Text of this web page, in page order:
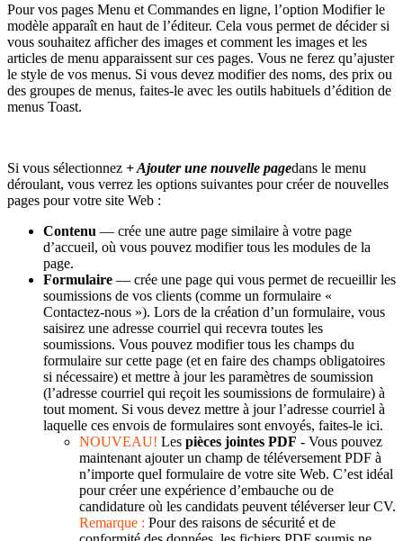
Pour vos pages Menu et Commandes en ligne, l’option Modifier le
modèle apparaît en haut de l’éditeur. Cela vous permet de décider si
vous souhaitez afficher des images et comment les images et les
articles de menu apparaissent sur ces pages. Vous ne ferez qu’ajuster
le style de vos menus. Si vous devez modifier des noms, des prix ou
des groupes de menus, faites-le avec les outils habituels d’édition de
menus Toast.
Si vous sélectionnez + Ajouter une nouvelle pagedans le menu
déroulant, vous verrez les options suivantes pour créer de nouvelles
pages pour votre site Web :
Contenu — crée une autre page similaire à votre page
d’accueil, où vous pouvez modifier tous les modules de la
page.
Formulaire — crée une page qui vous permet de recueillir les
soumissions de vos clients (comme un formulaire «
Contactez-nous »). Lors de la création d’un formulaire, vous
saisirez une adresse courriel qui recevra toutes les
soumissions. Vous pouvez modifier tous les champs du
formulaire sur cette page (et en faire des champs obligatoires
si nécessaire) et mettre à jour les paramètres de soumission
(l’adresse courriel qui reçoit les soumissions de formulaire) à
tout moment. Si vous devez mettre à jour l’adresse courriel à
laquelle ces envois de formulaires sont envoyés, faites-le ici.
NOUVEAU! Les pièces jointes PDF - Vous pouvez
maintenant ajouter un champ de téléversement PDF à
n’importe quel formulaire de votre site Web. C’est idéal
pour créer une expérience d’embauche ou de
candidature où les candidats peuvent téléverser leur CV.
Remarque : Pour des raisons de sécurité et de